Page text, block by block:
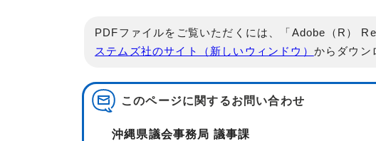
PDFファイルをご覧いただくには、「Adobe（R）
ステムズ社のサイト（新しいウィンドウ） からダウン
このページに関するお問い合わせ
沖縄県議会事務局 議事課